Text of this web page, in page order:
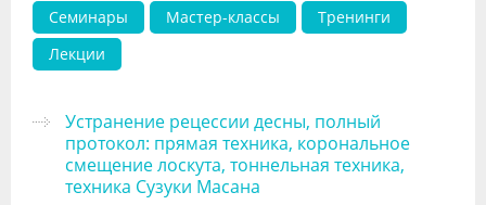
Семинары
Мастер-классы
Тренинги
Лекции
Устранение рецессии десны, полный
протокол: прямая техника, корональное
смещение лоскута, тоннельная техника,
техника Сузуки Масана